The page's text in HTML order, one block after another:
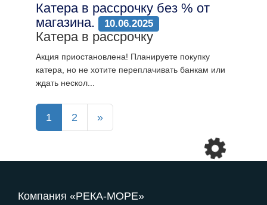
Катера в рассрочку без % от
магазина.
10.06.2025
Катера в рассрочку
Акция приостановлена! Планируете покупку
катера, но не хотите переплачивать банкам или
ждать нескол...
1 2 »
Компания «РЕКА-МОРЕ»